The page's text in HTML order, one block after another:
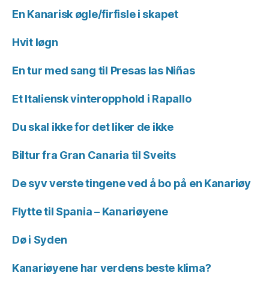
En Kanarisk øgle/firfisle i skapet
Hvit løgn
En tur med sang til Presas las Niñas
Et Italiensk vinteropphold i Rapallo
Du skal ikke for det liker de ikke
Biltur fra Gran Canaria til Sveits
De syv verste tingene ved å bo på en Kanariøy
Flytte til Spania – Kanariøyene
Dø i Syden
Kanariøyene har verdens beste klima?